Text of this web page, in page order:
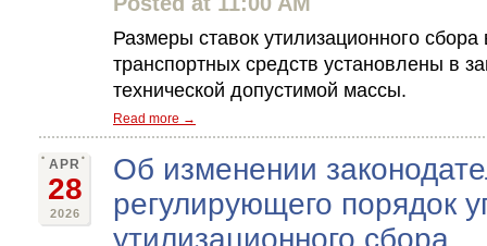
Размеры ставок утилизационного
транспортных средств установлены в
технической допустимой массы.
Read more →
APR
28
2026
Об изменении
регулирующего порядок
утилизационного сбора